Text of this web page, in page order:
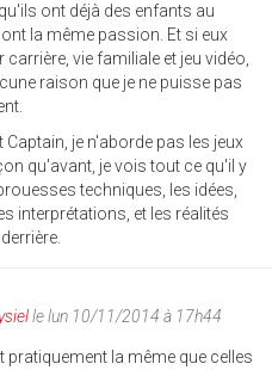
ont déjà des enfants au
la même passion. Et si eux
vie familiale et jeu vidéo,
raison que je ne puisse pas
Captain, je n'aborde pas les jeux
qu'avant, je vois tout ce qu'il y
techniques, les idées,
interprétations, et les réalités
le lun 10/11/2014 à 17h44
pratiquement la même que celles